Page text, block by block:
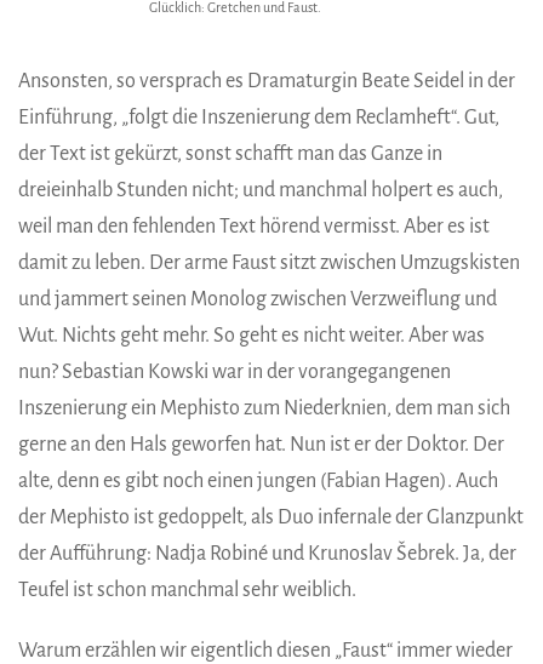
Glücklich: Gretchen und Faust.
Ansonsten, so versprach es Dramaturgin Beate Seidel in der
Einführung, „folgt die Inszenierung dem Reclamheft“. Gut,
der Text ist gekürzt, sonst schafft man das Ganze in
dreieinhalb Stunden nicht; und manchmal holpert es auch,
weil man den fehlenden Text hörend vermisst. Aber es ist
damit zu leben. Der arme Faust sitzt zwischen Umzugskisten
und jammert seinen Monolog zwischen Verzweiflung und
Wut. Nichts geht mehr. So geht es nicht weiter. Aber was
nun? Sebastian Kowski war in der vorangegangenen
Inszenierung ein Mephisto zum Niederknien, dem man sich
gerne an den Hals geworfen hat. Nun ist er der Doktor. Der
alte, denn es gibt noch einen jungen (Fabian Hagen). Auch
der Mephisto ist gedoppelt, als Duo infernale der Glanzpunkt
der Aufführung: Nadja Robiné und Krunoslav Šebrek. Ja, der
Teufel ist schon manchmal sehr weiblich.
Warum erzählen wir eigentlich diesen „Faust“ immer wieder